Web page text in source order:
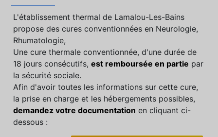
L'établissement thermal de Lamalou-Les-Bains
propose des cures conventionnées en Neurologie,
Rhumatologie,
Une cure thermale conventionnée, d'une durée de
18 jours consécutifs, est remboursée en partie par
la sécurité sociale.
Afin d'avoir toutes les informations sur cette cure,
la prise en charge et les hébergements possibles,
demandez votre documentation en cliquant ci-
dessous :